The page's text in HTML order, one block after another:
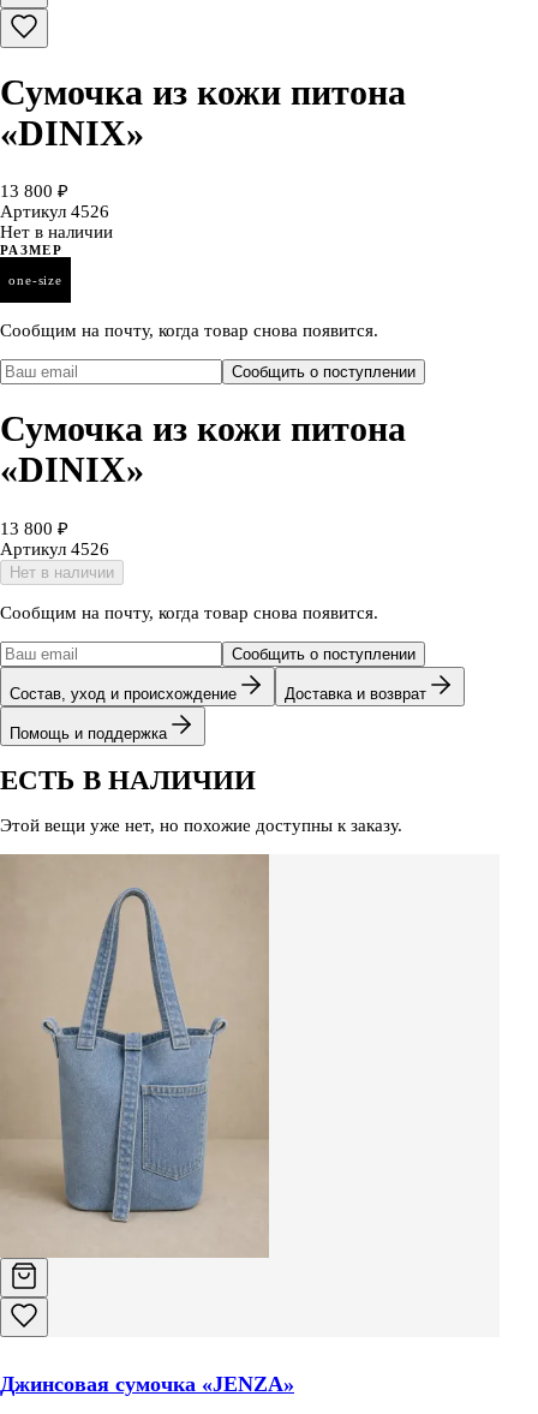
Сумочка из кожи питона
«DINIX»
13 800 ₽
Артикул 4526
Нет в наличии
РАЗМЕР
one-size
Сообщим на почту, когда товар снова появится.
Сообщить о поступлении
Сумочка из кожи питона
«DINIX»
13 800 ₽
Артикул 4526
Нет в наличии
Сообщим на почту, когда товар снова появится.
Сообщить о поступлении
Состав, уход и происхождение Доставка и возврат
Помощь и поддержка
ЕСТЬ В НАЛИЧИИ
Этой вещи уже нет, но похожие доступны к заказу.
Джинсовая сумочка «JENZA»